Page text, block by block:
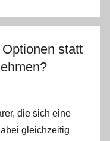
statt
die sich eine
gleichzeitig